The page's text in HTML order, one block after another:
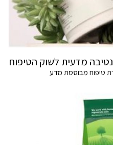
טיפוח מבוססת מדע